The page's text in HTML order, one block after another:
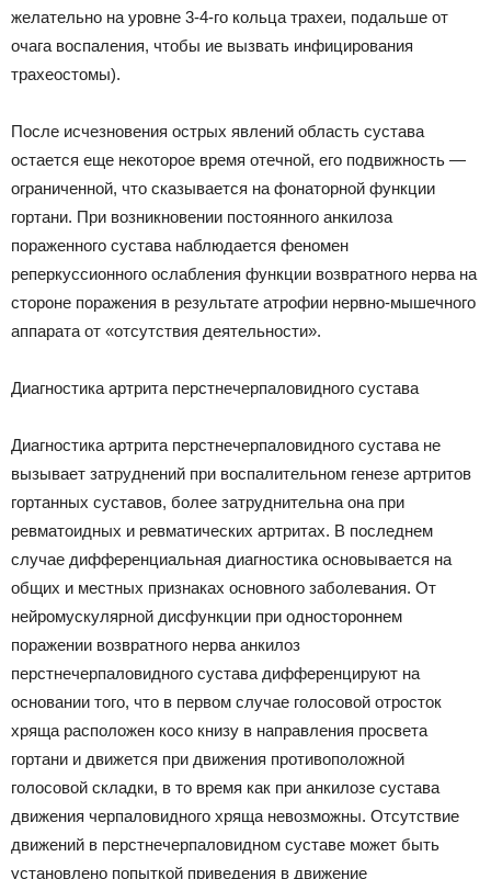
желательно на уровне 3-4-го кольца трахеи, подальше от
очага воспаления, чтобы ие вызвать инфицирования
трахеостомы).
После исчезновения острых явлений область сустава
остается еще некоторое время отечной, его подвижность —
ограниченной, что сказывается на фонаторной функции
гортани. При возникновении постоянного анкилоза
пораженного сустава наблюдается феномен
реперкуссионного ослабления функции возвратного нерва на
стороне поражения в результате атрофии нервно-мышечного
аппарата от «отсутствия деятельности».
Диагностика артрита перстнечерпаловидного сустава
Диагностика артрита перстнечерпаловидного сустава не
вызывает затруднений при воспалительном генезе артритов
гортанных суставов, более затруднительна она при
ревматоидных и ревматических артритах. В последнем
случае дифференциальная диагностика основывается на
общих и местных признаках основного заболевания. От
нейромускулярной дисфункции при одностороннем
поражении возвратного нерва анкилоз
перстнечерпаловидного сустава дифференцируют на
основании того, что в первом случае голосовой отросток
хряща расположен косо книзу в направления просвета
гортани и движется при движения противоположной
голосовой складки, в то время как при анкилозе сустава
движения черпаловидного хряща невозможны. Отсутствие
движений в перстнечерпаловидном суставе может быть
установлено попыткой приведения в движение